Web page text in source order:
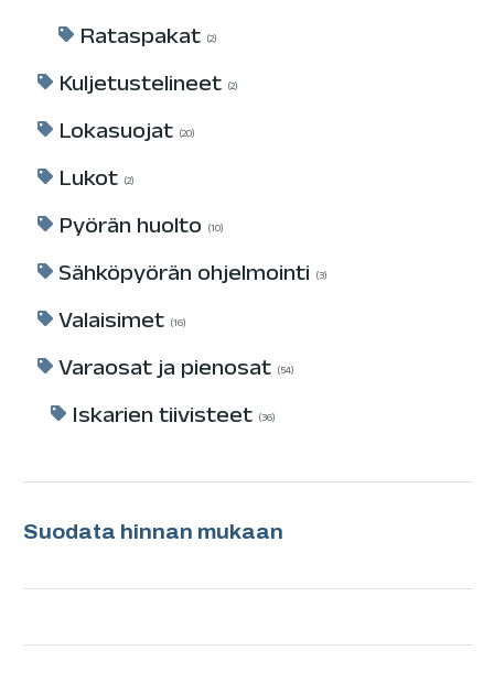
Rataspakat 2
Kuljetustelineet 2
Lokasuojat 20
Lukot 2
Pyörän huolto 10
Sähköpyörän ohjelmointi 3
Valaisimet 16
Varaosat ja pienosat 54
Iskarien tiivisteet 36
Suodata hinnan mukaan